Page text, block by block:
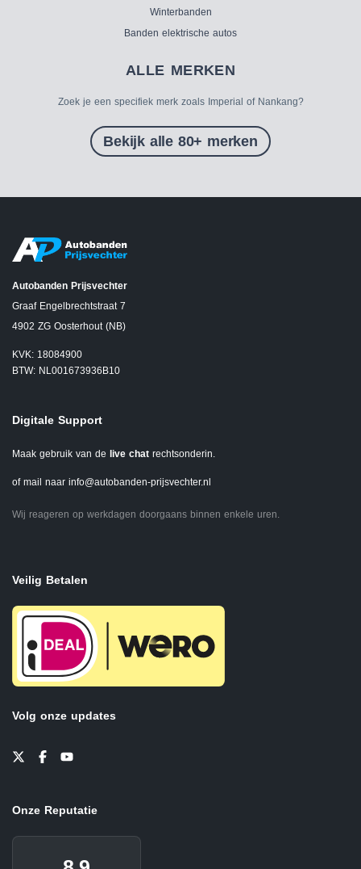
Winterbanden
Banden elektrische autos
ALLE MERKEN
Zoek je een specifiek merk zoals Imperial of Nankang?
Bekijk alle 80+ merken
Autobanden Prijsvechter
Graaf Engelbrechtstraat 7
4902 ZG Oosterhout (NB)
KVK: 18084900
BTW: NL001673936B10
Digitale Support
Maak gebruik van de live chat rechtsonderin.
of mail naar info@autobanden-prijsvechter.nl
Wij reageren op werkdagen doorgaans binnen enkele uren.
Veilig Betalen
Volg onze updates
Onze Reputatie